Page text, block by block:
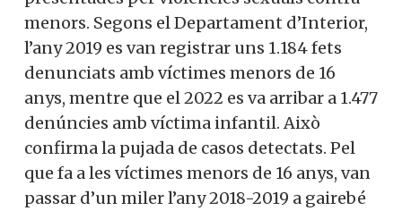
menors. Segons el Departament d’Interior,
l’any 2019 es van registrar uns 1.184 fets
denunciats amb víctimes menors de 16
anys, mentre que el 2022 es va arribar a 1.477
denúncies amb víctima infantil. Això
confirma la pujada de casos detectats. Pel
que fa a les víctimes menors de 16 anys, van
passar d’un miler l’any 2018-2019 a gairebé